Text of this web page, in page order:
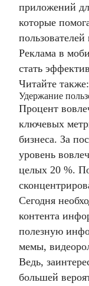
приложений
которые
Реклама в
стать
Читайте также:
Удержание
Процент
ключевых
бизнеса. За
уровень
целых 20 %.
Сегодня
контента
полезную
мемы,
Ведь,
большей